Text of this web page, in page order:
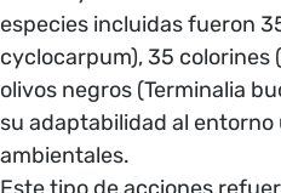
especies incluidas fueron
cyclocarpum), 35 colorines
olivos negros (Terminalia
su adaptabilidad al
ambientales.